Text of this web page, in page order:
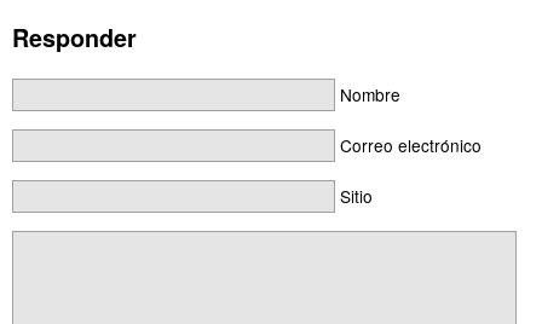
Responder
Nombre
Correo electrónico
Sitio